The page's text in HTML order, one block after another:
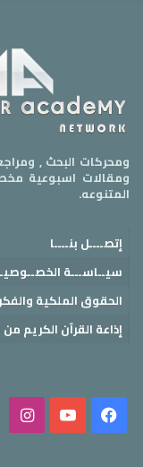
ومحركات البحث ,
ومقالات اسبوعية
المتنوعه.
إتصــــل بنــــا
سيــاســـة
الحقوق الملكية
إذاعة القرآن الكريم
فيسبوك ‫YouTube